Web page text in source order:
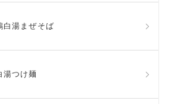
白湯まぜそば
湯つけ麺